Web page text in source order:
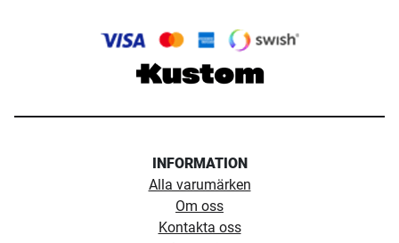
INFORMATION
Alla varumärken
Om oss
Kontakta oss